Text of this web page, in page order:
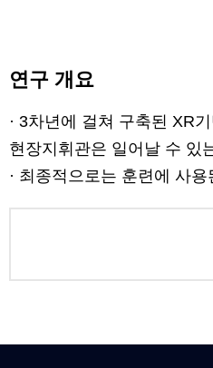
연구 개요
· 3차년에 걸쳐 구축된 XR
현장지휘관은 일어날 수 있
· 최종적으로는 훈련에 사